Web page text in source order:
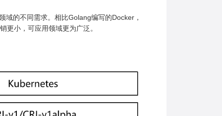
的不同需求。相比Golang编写的Docker，
更小，可应用领域更为广泛。